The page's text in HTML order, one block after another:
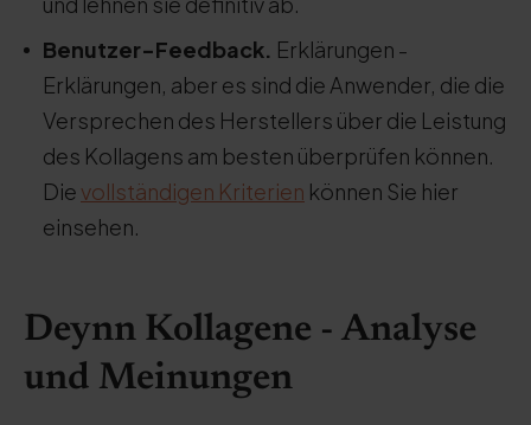
Benutzer-Feedback. Erklärungen -
Erklärungen, aber es sind die Anwender, die die
Versprechen des Herstellers über die Leistung
des Kollagens am besten überprüfen können.
Die vollständigen Kriterien können Sie hier
einsehen.
Deynn Kollagene - Analyse
und Meinungen